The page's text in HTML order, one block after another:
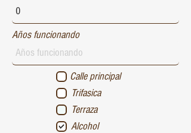
Años funcionando
Calle principal
Trifasica
Terraza
Alcohol